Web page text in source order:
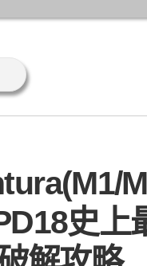
11-22
使用 史上 攻略
、Utm等
缓逡巡，睥睨群小
者，非Parallels
略高，但这也并非